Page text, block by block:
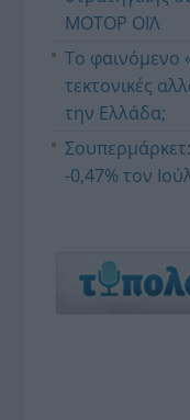
ΜΟΤΟΡ ΟΪΛ
Το φαινόμενο
τεκτονικές
την Ελλάδα;
-0,47% τον